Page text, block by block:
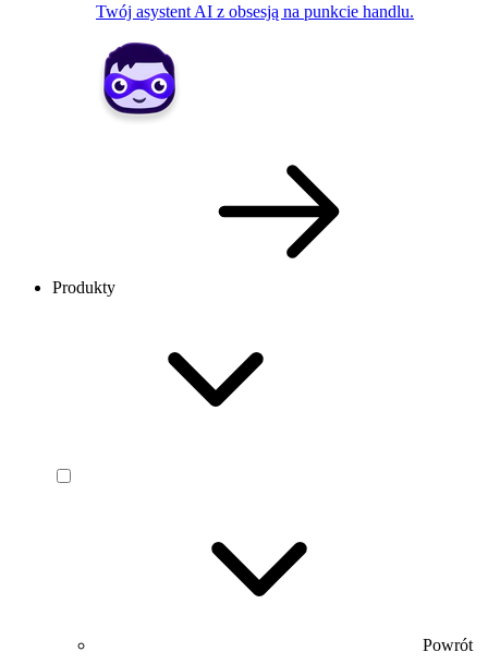
Twój asystent AI z obsesją na punkcie handlu.
Produkty
Powrót